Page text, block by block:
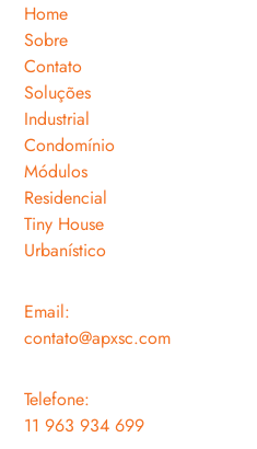
Home
Sobre
Contato
Soluções
Industrial
Condomínio
Módulos
Residencial
Tiny House
Urbanístico
Email:
contato@apxsc.com
Telefone:
11 963 934 699